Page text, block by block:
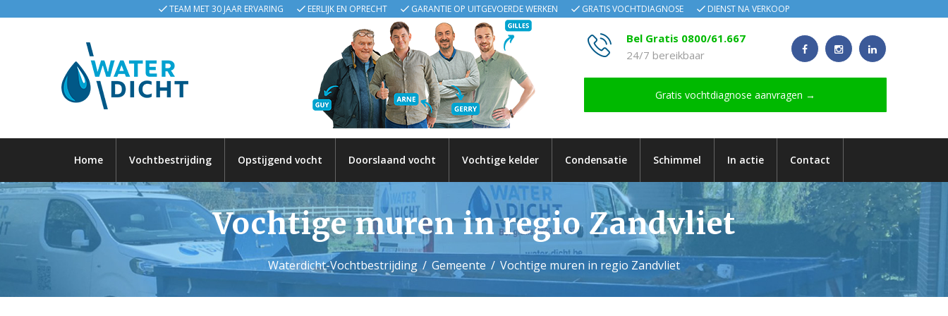
TEAM MET 30 JAAR ERVARING EERLIJK EN OPRECHT GARANTIE OP UITGEVOERDE WERKEN GRATIS VOCHTDIAGNOSE DIENST NA VERKOOP
Bel Gratis 0800/61.667
24/7 bereikbaar
Gratis vochtdiagnose aanvragen →
Home Vochtbestrijding Opstijgend vocht Doorslaand vocht Vochtige kelder Condensatie Schimmel In actie Contact
Vochtige muren in regio Zandvliet
Waterdicht-Vochtbestrijding Gemeente Vochtige muren in regio Zandvliet